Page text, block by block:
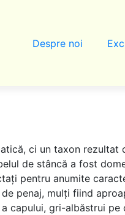
Despre noi
ci un taxon
de stâncă a fost
pentru anumite
penaj, mulți fiind
capului, gri-albăstrui